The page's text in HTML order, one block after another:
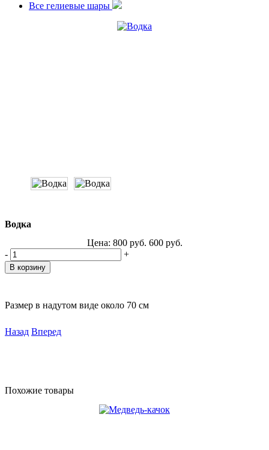
Все гелиевые шары
Водка
Цена: 800 руб. 600 руб.
-
+
Размер в надутом виде около 70 см
Назад Вперед
Похожие товары